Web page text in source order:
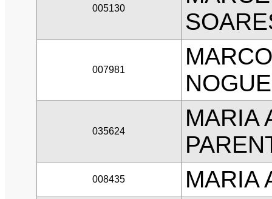
005130
007981
035624
MARIA
008435 MARIA